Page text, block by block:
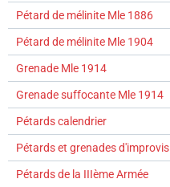
Pétard de mélinite Mle 1886
Pétard de mélinite Mle 1904
Grenade Mle 1914
Grenade suffocante Mle 1914
Pétards calendrier
Pétards et grenades d'improvis
Pétards de la IIIème Armée